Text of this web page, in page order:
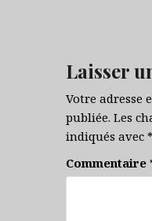
Laisser
Votre adresse
publiée. Les
indiqués avec *
Commentaire